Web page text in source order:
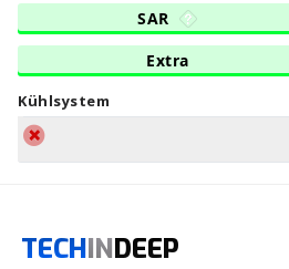
SAR
Extra
Kühlsystem
TECHINDEEP